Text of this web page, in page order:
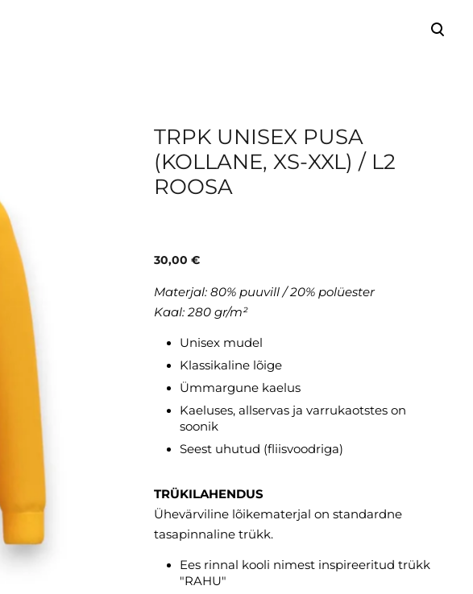
TRPK UNISEX PUSA
(KOLLANE, XS-XXL) / L2
ROOSA
30,00 €
Materjal: 80% puuvill / 20% polüester
Kaal: 280 gr/m²
Unisex mudel
Klassikaline lõige
Ümmargune kaelus
Kaeluses, allservas ja varrukaotstes on
soonik
Seest uhutud (fliisvoodriga)
TRÜKILAHENDUS
Ühevärviline lõikematerjal on standardne
tasapinnaline trükk.
Ees rinnal kooli nimest inspireeritud trükk
"RAHU"